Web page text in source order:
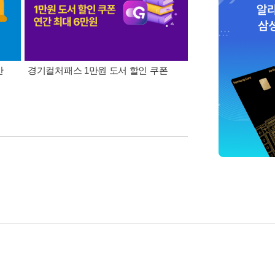
경기컬처패스 1만원 도서 할인 쿠폰 삼성카드가 쏜다! 알